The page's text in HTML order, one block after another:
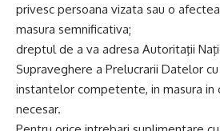
privesc persoana vizata sau o
masura semnificativa;
dreptul de a va adresa Autoritaţii
Supraveghere a Prelucrarii Datelor
instantelor competente, in masura in
necesar.